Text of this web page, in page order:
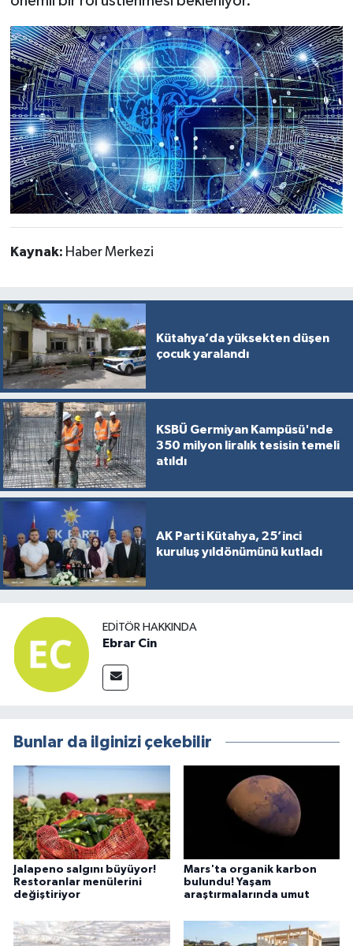
Kaynak: Haber Merkezi
Kütahya’da yüksekten düşen
çocuk yaralandı
KSBÜ Germiyan Kampüsü'nde
350 milyon liralık tesisin temeli
atıldı
AK Parti Kütahya, 25’inci
kuruluş yıldönümünü kutladı
EDITÖR HAKKINDA
Ebrar Cin
Bunlar da ilginizi çekebilir
Jalapeno salgını büyüyor!
Restoranlar menülerini
değiştiriyor
Mars'ta organik karbon
bulundu! Yaşam
araştırmalarında umut